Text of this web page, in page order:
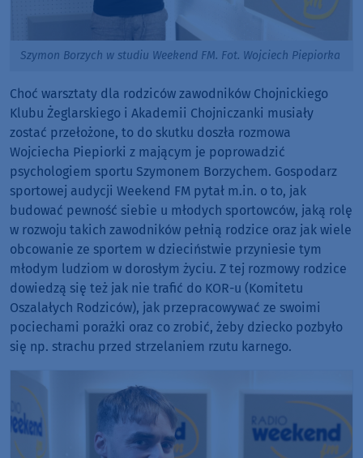
Szymon Borzych w studiu Weekend FM. Fot. Wojciech Piepiorka
Choć warsztaty dla rodziców zawodników Chojnickiego
Klubu Żeglarskiego i Akademii Chojniczanki musiały
zostać przełożone, to do skutku doszła rozmowa
Wojciecha Piepiorki z mającym je poprowadzić
psychologiem sportu Szymonem Borzychem. Gospodarz
sportowej audycji Weekend FM pytał m.in. o to, jak
budować pewność siebie u młodych sportowców, jaką rolę
w rozwoju takich zawodników pełnią rodzice oraz jak wiele
obcowanie ze sportem w dzieciństwie przyniesie tym
młodym ludziom w dorosłym życiu. Z tej rozmowy rodzice
dowiedzą się też jak nie trafić do KOR-u (Komitetu
Oszalałych Rodziców), jak przepracowywać ze swoimi
pociechami porażki oraz co zrobić, żeby dziecko pozbyło
się np. strachu przed strzelaniem rzutu karnego.